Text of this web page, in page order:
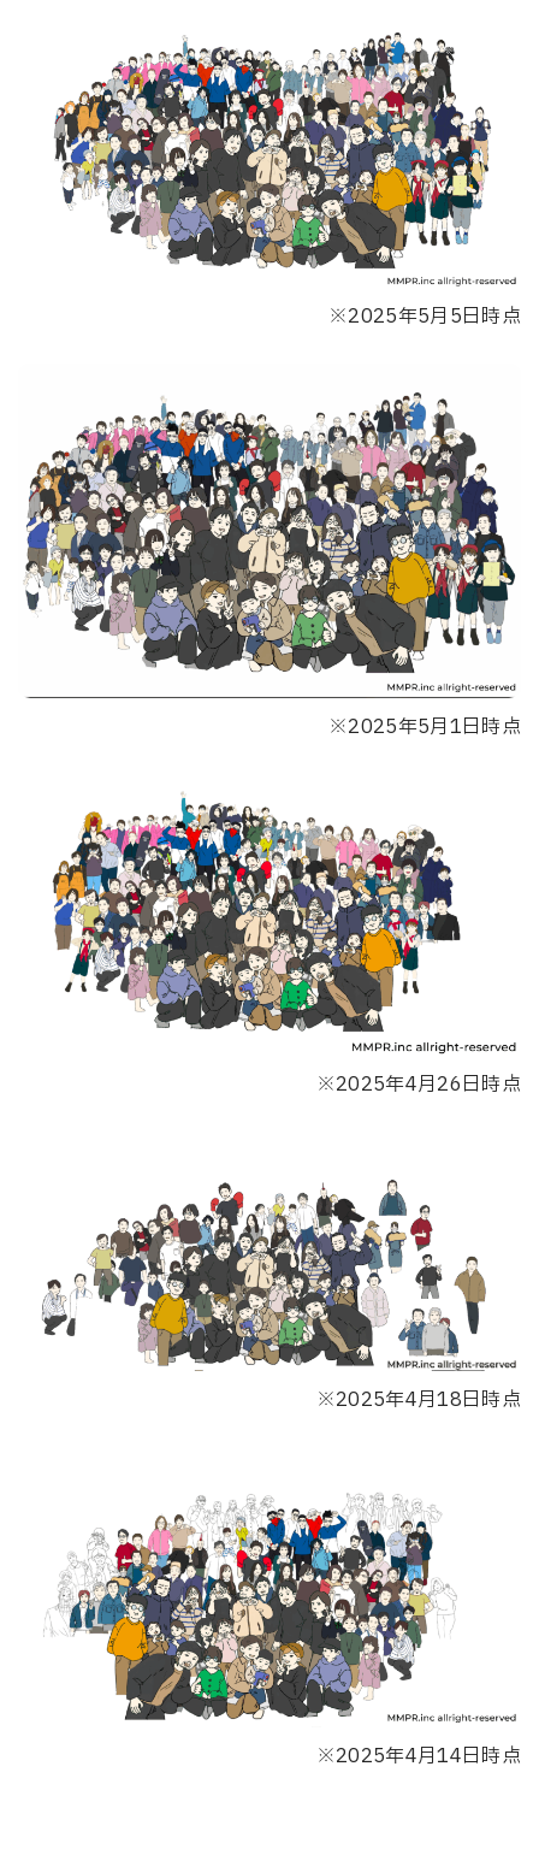
※2025年5月5日時点
※2025年5月1日時点
※2025年4月26日時点
※2025年4月18日時点
※2025年4月14日時点